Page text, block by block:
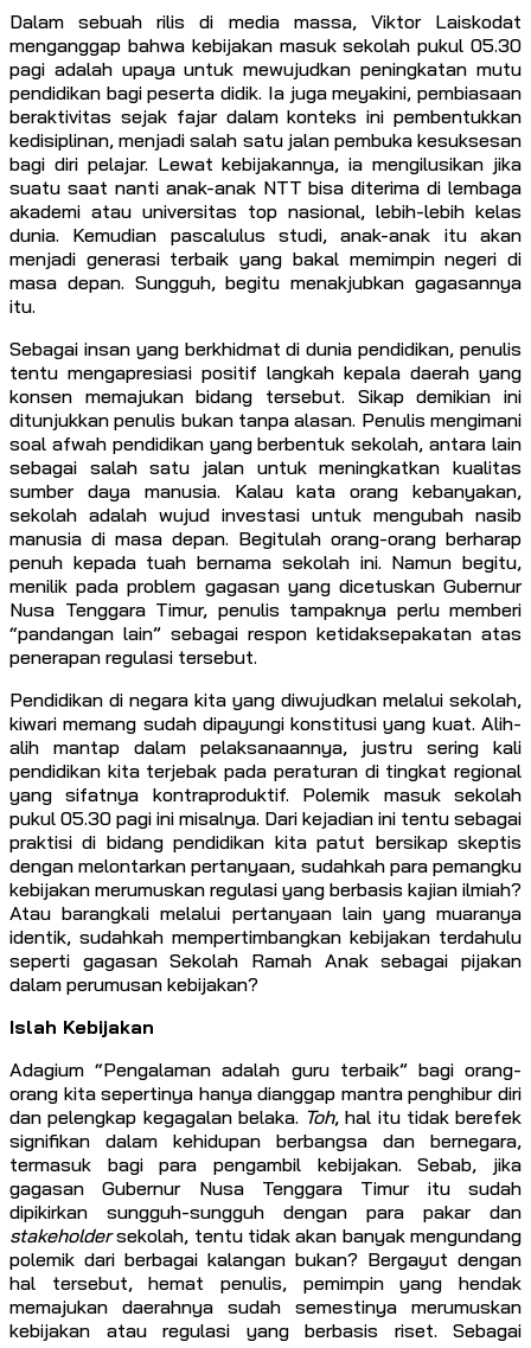
Dalam sebuah rilis di media massa, Viktor Laiskodat
menganggap bahwa kebijakan masuk sekolah pukul 05.30
pagi adalah upaya untuk mewujudkan peningkatan mutu
pendidikan bagi peserta didik. Ia juga meyakini, pembiasaan
beraktivitas sejak fajar dalam konteks ini pembentukkan
kedisiplinan, menjadi salah satu jalan pembuka kesuksesan
bagi diri pelajar. Lewat kebijakannya, ia mengilusikan jika
suatu saat nanti anak-anak NTT bisa diterima di lembaga
akademi atau universitas top nasional, lebih-lebih kelas
dunia. Kemudian pascalulus studi, anak-anak itu akan
menjadi generasi terbaik yang bakal memimpin negeri di
masa depan. Sungguh, begitu menakjubkan gagasannya
itu.
Sebagai insan yang berkhidmat di dunia pendidikan, penulis
tentu mengapresiasi positif langkah kepala daerah yang
konsen memajukan bidang tersebut. Sikap demikian ini
ditunjukkan penulis bukan tanpa alasan. Penulis mengimani
soal afwah pendidikan yang berbentuk sekolah, antara lain
sebagai salah satu jalan untuk meningkatkan kualitas
sumber daya manusia. Kalau kata orang kebanyakan,
sekolah adalah wujud investasi untuk mengubah nasib
manusia di masa depan. Begitulah orang-orang berharap
penuh kepada tuah bernama sekolah ini. Namun begitu,
menilik pada problem gagasan yang dicetuskan Gubernur
Nusa Tenggara Timur, penulis tampaknya perlu memberi
“pandangan lain” sebagai respon ketidaksepakatan atas
penerapan regulasi tersebut.
Pendidikan di negara kita yang diwujudkan melalui sekolah,
kiwari memang sudah dipayungi konstitusi yang kuat. Alih-
alih mantap dalam pelaksanaannya, justru sering kali
pendidikan kita terjebak pada peraturan di tingkat regional
yang sifatnya kontraproduktif. Polemik masuk sekolah
pukul 05.30 pagi ini misalnya. Dari kejadian ini tentu sebagai
praktisi di bidang pendidikan kita patut bersikap skeptis
dengan melontarkan pertanyaan, sudahkah para pemangku
kebijakan merumuskan regulasi yang berbasis kajian ilmiah?
Atau barangkali melalui pertanyaan lain yang muaranya
identik, sudahkah mempertimbangkan kebijakan terdahulu
seperti gagasan Sekolah Ramah Anak sebagai pijakan
dalam perumusan kebijakan?
Islah Kebijakan
Adagium “Pengalaman adalah guru terbaik” bagi orang-
orang kita sepertinya hanya dianggap mantra penghibur diri
dan pelengkap kegagalan belaka. Toh, hal itu tidak berefek
signifikan dalam kehidupan berbangsa dan bernegara,
termasuk bagi para pengambil kebijakan. Sebab, jika
gagasan Gubernur Nusa Tenggara Timur itu sudah
dipikirkan sungguh-sungguh dengan para pakar dan
stakeholdersekolah, tentu tidak akan banyak mengundang
polemik dari berbagai kalangan bukan? Bergayut dengan
hal tersebut, hemat penulis, pemimpin yang hendak
memajukan daerahnya sudah semestinya merumuskan
kebijakan atau regulasi yang berbasis riset. Sebagai